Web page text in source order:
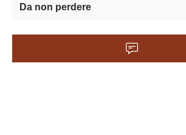
Da non perdere